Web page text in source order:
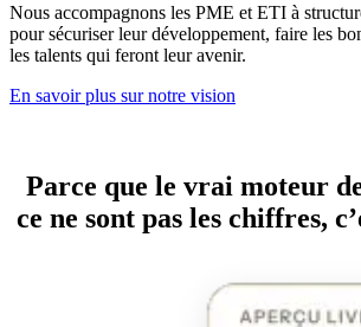
Nous accompagnons les PME et ETI à
pour sécuriser leur développement, faire les
les talents qui feront leur avenir.
En savoir plus sur notre vision
Parce que le vrai moteur
ce ne sont pas les chiffres,